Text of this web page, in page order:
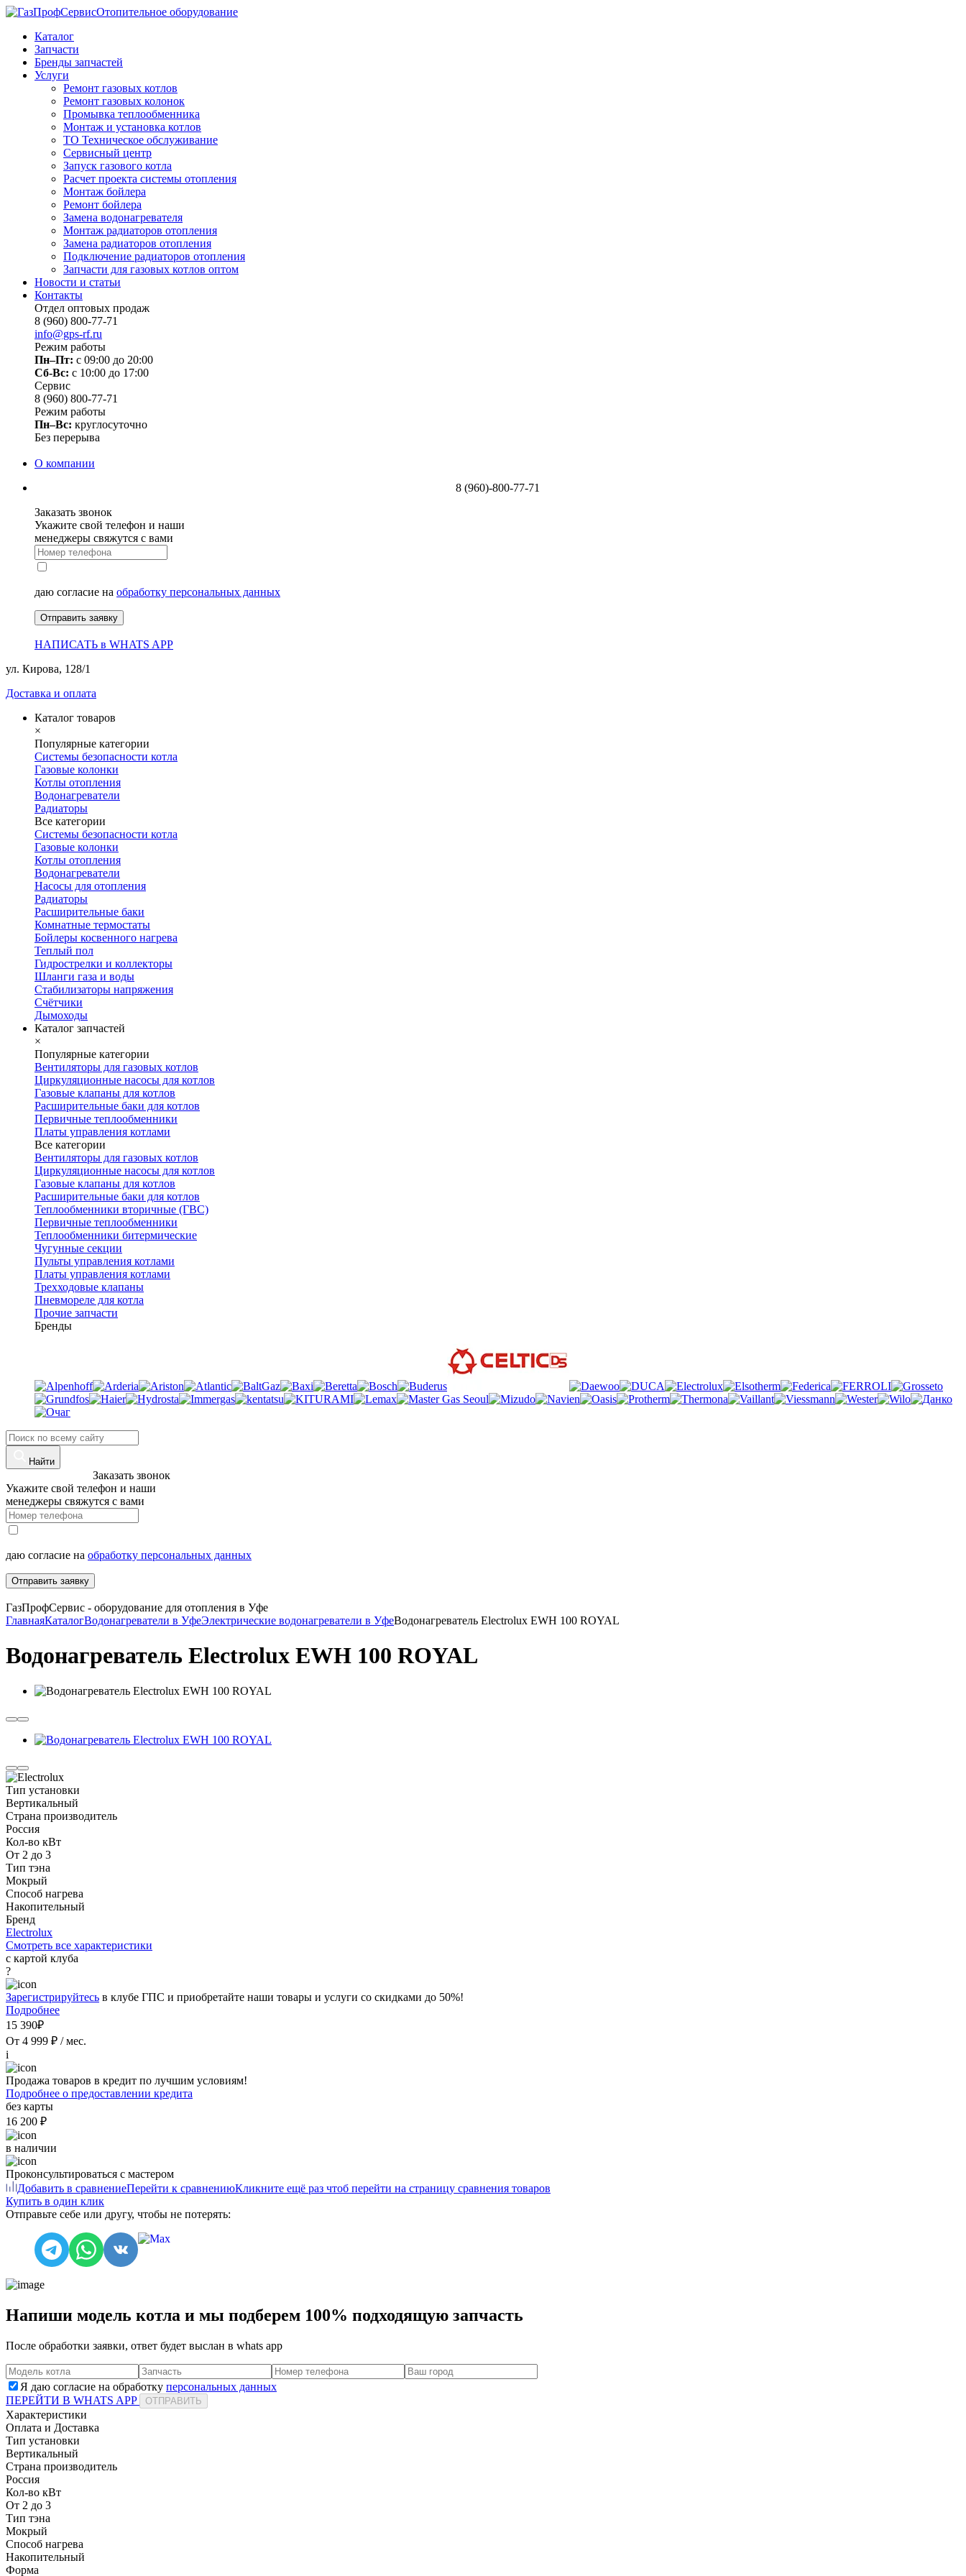
Отопительное оборудование
Каталог
Запчасти
Бренды запчастей
Услуги
Ремонт газовых котлов
Ремонт газовых колонок
Промывка теплообменника
Монтаж и установка котлов
ТО Техническое обслуживание
Сервисный центр
Запуск газового котла
Расчет проекта системы отопления
Монтаж бойлера
Ремонт бойлера
Замена водонагревателя
Монтаж радиаторов отопления
Замена радиаторов отопления
Подключение радиаторов отопления
Запчасти для газовых котлов оптом
Новости и статьи
Контакты
Отдел оптовых продаж
8 (960) 800-77-71
info@gps-rf.ru
Режим работы
Пн–Пт: с 09:00 до 20:00
Сб-Вс: c 10:00 до 17:00
Сервис
8 (960) 800-77-71
Режим работы
Пн–Вс: круглосуточно
Без перерыва
О компании
8 (960)-800-77-71
Заказать звонок
Укажите свой телефон и наши
менеджеры свяжутся с вами
даю согласие на обработку персональных данных
Отправить заявку
НАПИСАТЬ в WHATS APP
ул. Кирова, 128/1
Доставка и оплата
Каталог товаров
×
Популярные категории
Системы безопасности котла
Газовые колонки
Котлы отопления
Водонагреватели
Радиаторы
Все категории
Системы безопасности котла
Газовые колонки
Котлы отопления
Водонагреватели
Насосы для отопления
Радиаторы
Расширительные баки
Комнатные термостаты
Бойлеры косвенного нагрева
Теплый пол
Гидрострелки и коллекторы
Шланги газа и воды
Стабилизаторы напряжения
Счётчики
Дымоходы
Каталог запчастей
×
Популярные категории
Вентиляторы для газовых котлов
Циркуляционные насосы для котлов
Газовые клапаны для котлов
Расширительные баки для котлов
Первичные теплообменники
Платы управления котлами
Все категории
Вентиляторы для газовых котлов
Циркуляционные насосы для котлов
Газовые клапаны для котлов
Расширительные баки для котлов
Теплообменники вторичные (ГВС)
Первичные теплообменники
Теплообменники битермические
Чугунные секции
Пульты управления котлами
Платы управления котлами
Трехходовые клапаны
Пневмореле для котла
Прочие запчасти
Бренды
Найти
Заказать звонок
Укажите свой телефон и наши
менеджеры свяжутся с вами
даю согласие на обработку персональных данных
Отправить заявку
ГазПрофСервис - оборудование для отопления в Уфе
ГлавнаяКаталогВодонагреватели в УфеЭлектрические водонагреватели в УфеВодонагреватель Electrolux EWH 100 ROYAL
Водонагреватель Electrolux EWH 100 ROYAL
Тип установки
Вертикальный
Страна производитель
Россия
Кол-во кВт
От 2 до 3
Тип тэна
Мокрый
Способ нагрева
Накопительный
Бренд
Electrolux
Смотреть все характеристики
с картой клуба
?
Зарегистрируйтесь в клубе ГПС и приобретайте наши товары и услуги со скидками до 50%!
Подробнее
15 390₽
От 4 999 ₽ / мес.
i
Продажа товаров в кредит по лучшим условиям!
Подробнее о предоставлении кредита
без карты
16 200 ₽
в наличии
Проконсультироваться с мастером
Добавить в сравнениеПерейти к сравнениюКликните ещё раз чтоб перейти на страницу сравнения товаров
Купить в один клик
Отправьте себе или другу, чтобы не потерять:
Напиши модель котла и мы подберем 100% подходящую запчасть
После обработки заявки, ответ будет выслан в whats app
Я даю согласие на обработку персональных данных
ПЕРЕЙТИ В WHATS APP
ОТПРАВИТЬ
Характеристики
Оплата и Доставка
Тип установки
Вертикальный
Страна производитель
Россия
Кол-во кВт
От 2 до 3
Тип тэна
Мокрый
Способ нагрева
Накопительный
Форма